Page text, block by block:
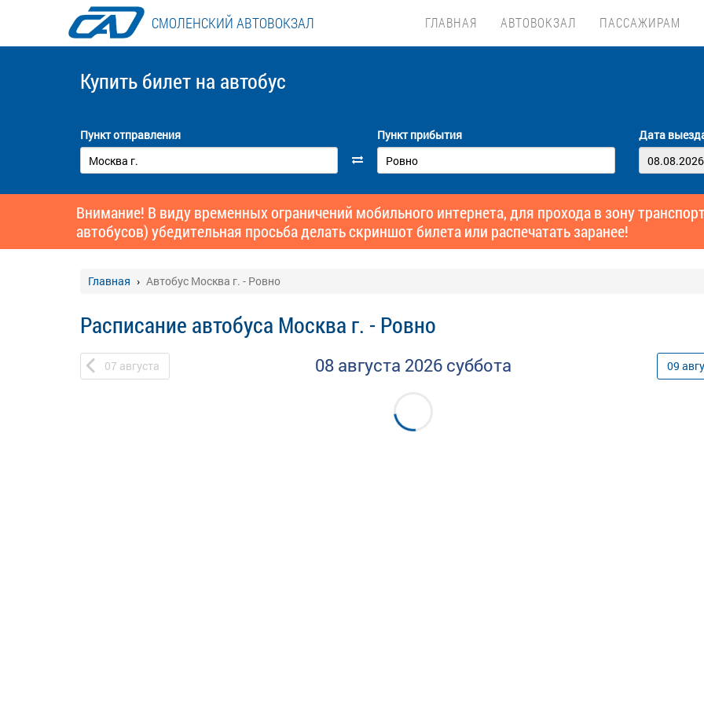
СМОЛЕНСКИЙ АВТОВОКЗАЛ ГЛАВНАЯ АВТОВОКЗАЛ ПАССАЖИРАМ
Купить билет на автобус
Пункт отправления Пункт прибытия Дата
Внимание! В виду временных ограничений мобильного интернета, для прохода в зону
автобусов) убедительная просьба делать скриншот билета или распечатать заранее!
Главная Автобус Москва г. - Ровно
Расписание автобуса Москва г. - Ровно
07 августа 08 августа 2026 суббота 09